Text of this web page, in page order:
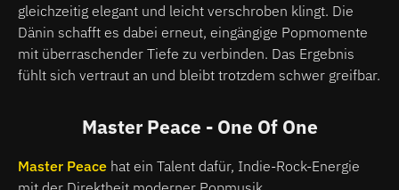
gleichzeitig elegant und leicht verschroben klingt. Die
Dänin schafft es dabei erneut, eingängige Popmomente
mit überraschender Tiefe zu verbinden. Das Ergebnis
fühlt sich vertraut an und bleibt trotzdem schwer greifbar.
Master Peace - One Of One
Master Peace hat ein Talent dafür, Indie-Rock-Energie